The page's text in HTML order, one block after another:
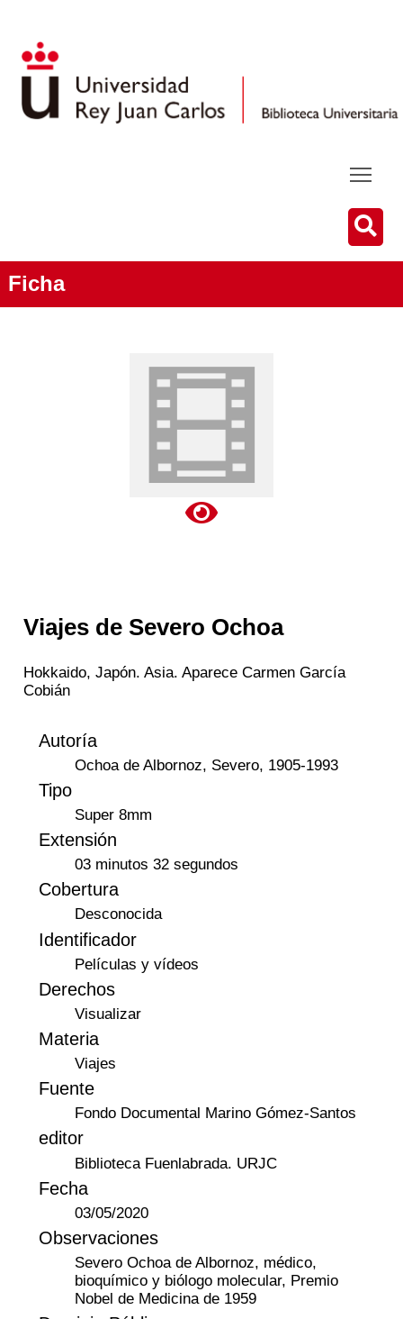
Ficha
Viajes de Severo Ochoa
Hokkaido, Japón. Asia. Aparece Carmen García
Cobián
Autoría
Ochoa de Albornoz, Severo, 1905-1993
Tipo
Super 8mm
Extensión
03 minutos 32 segundos
Cobertura
Desconocida
Identificador
Películas y vídeos
Derechos
Visualizar
Materia
Viajes
Fuente
Fondo Documental Marino Gómez-Santos
editor
Biblioteca Fuenlabrada. URJC
Fecha
03/05/2020
Observaciones
Severo Ochoa de Albornoz, médico,
bioquímico y biólogo molecular, Premio
Nobel de Medicina de 1959